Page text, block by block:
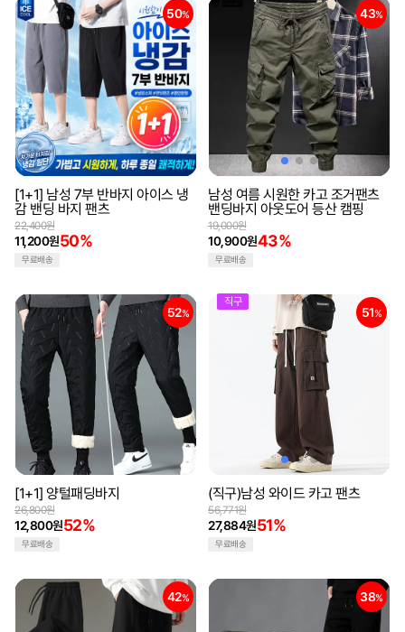
50%
[1+1] 남성 7부 반바지 아이스 냉
감 밴딩 바지 팬츠
11,200원50%
22,400원
무료배송
43%
남성 여름 시원한 카고 조거팬츠
밴딩바지 아웃도어 등산 캠핑
10,900원43%
19,000원
무료배송
52%
[1+1] 양털패딩바지
12,800원52%
26,800원
무료배송
직구
51%
(직구)남성 와이드 카고 팬츠
27,884원51%
56,771원
무료배송
42% 38%